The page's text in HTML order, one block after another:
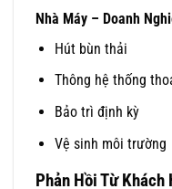
Nhà Máy – Doanh
Hút bùn thải
Thông hệ thống
Bảo trì định kỳ
Vệ sinh môi trường
Phản Hồi Từ Khách